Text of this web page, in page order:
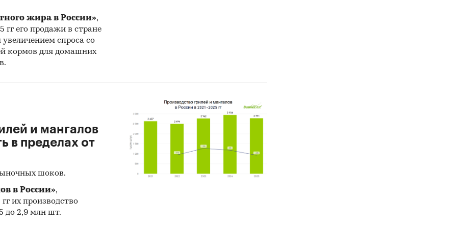
клиентов
«Экспресс-Обзор» :
информацию через инфографику и содержат
в день покупки или актуализируются в
3 дней
подробные демо-версии - макеты отчетов с условными
Потребительские товары
Продукты питания
жира в России»,
гг его продажи в стране
спроса со
кормов для домашних
и мангалов
в пределах от
шоков.
в России»,
их производство
до 2,9 млн шт.